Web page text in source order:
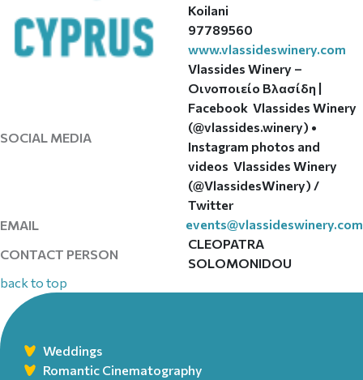
Koilani
TELEPHONE
97789560
WEBSITE
www.vlassideswinery.com
SOCIAL MEDIA
Vlassides Winery –
Οινοποιείο Βλασίδη |
Facebook Vlassides Winery
(@vlassides.winery) •
Instagram photos and
videos Vlassides Winery
(@VlassidesWinery) /
Twitter
EMAIL
events@vlassideswinery.com
CONTACT PERSON
CLEOPATRA
SOLOMONIDOU
back to top
Weddings
Romantic Cinematography